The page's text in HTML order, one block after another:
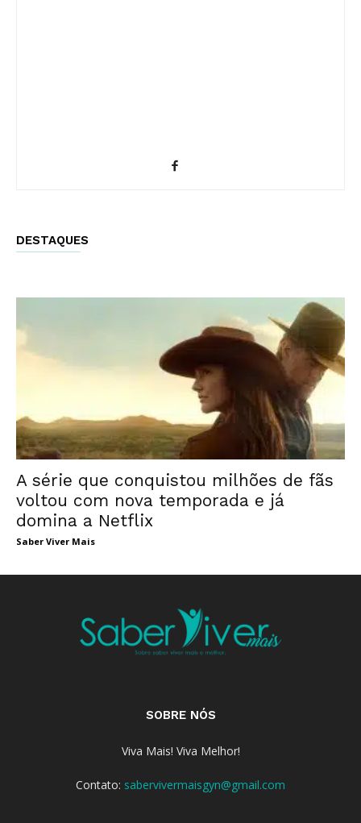
DESTAQUES
A série que conquistou milhões de fãs
voltou com nova temporada e já
domina a Netflix
Saber Viver Mais
SOBRE NÓS
Viva Mais! Viva Melhor!
Contato: sabervivermaisgyn@gmail.com